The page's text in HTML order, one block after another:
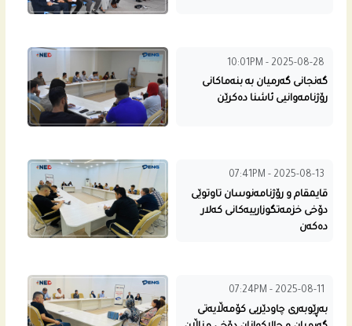
10:01PM - 2025-08-28
گه‌نجانى گه‌رمیان بە بنه‌ماكانى
رۆژنامه‌وانیی ئاشنا ده‌كرێن
07:41PM - 2025-08-13
قايمقام و رۆژنامه‌نوسان تاوتوێی
دۆخی خزمه‌تگوزارییه‌كانى كه‌لار
ده‌كه‌ن
07:24PM - 2025-08-11
به‌ڕێوبه‌رى چاودێریی كۆمه‌ڵایه‌تى